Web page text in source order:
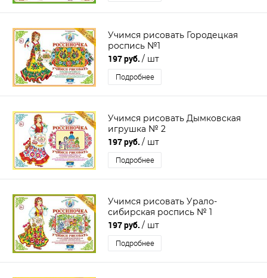
Учимся рисовать Городецкая
роспись №1
197 руб. / шт
Подробнее
Учимся рисовать Дымковская
игрушка № 2
197 руб. / шт
Подробнее
Учимся рисовать Урало-
сибирская роспись № 1
197 руб. / шт
Подробнее